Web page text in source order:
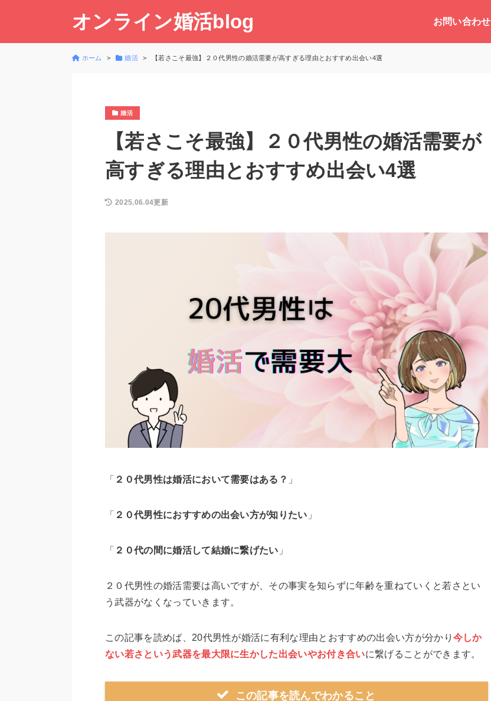
オンライン婚活blog お問い合わせ
ホーム 婚活 【若さこそ最強】２０代男性の婚活需要が高すぎる理由とおすすめ出会い4選
婚活
【若さこそ最強】２０代男性の婚活需要が
高すぎる理由とおすすめ出会い4選
2025.06.04更新
「 ２０代男性は婚活において需要はある？ 」
「 ２０代男性におすすめの出会い方が知りたい 」
「 ２０代の間に婚活して結婚に繋げたい 」
２０代男性の婚活需要は高いですが、その事実を知らずに年齢を重ねていくと若さとい
う武器がなくなっていきます。
この記事を読めば、20代男性が婚活に有利な理由とおすすめの出会い方が分かり 今しか
ない若さという武器を最大限に生かした出会いやお付き合いに繋げることができます。
この記事を読んでわかること